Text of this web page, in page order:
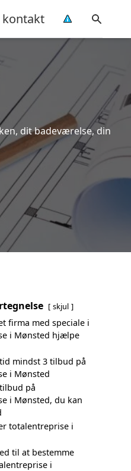
dit badeværelse, din
skjul
firma med speciale i
i Mønsted hjælpe
mindst 3 tilbud på
i Mønsted
på
i Mønsted, du kan
totalentreprise i
til at bestemme
i